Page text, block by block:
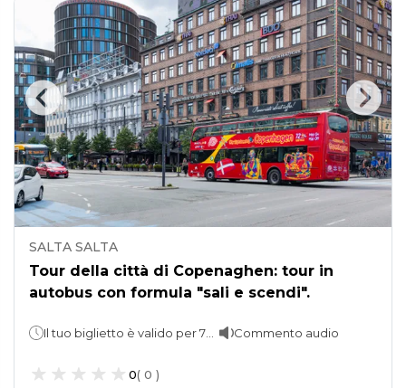
SALTA SALTA
Tour della città di Copenaghen: tour in
autobus con formula "sali e scendi".
Il tuo biglietto è valido per 72 ore. Itinerario Classico di Copenaghen - 90 minuti. Itinerario Urbano Verde - 45 minuti. Itinerario Colorato di Copenaghen - 55 minuti. Commento audio
0( 0 )